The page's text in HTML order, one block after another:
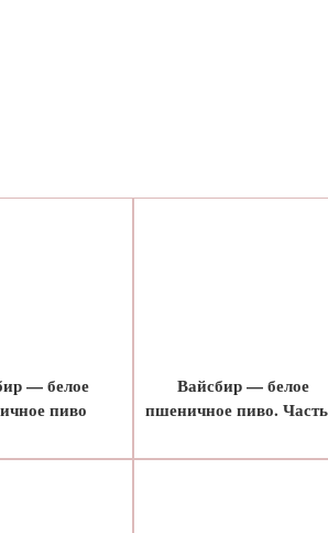
— белое
пиво
Вайсбир — белое
пшеничное пиво.